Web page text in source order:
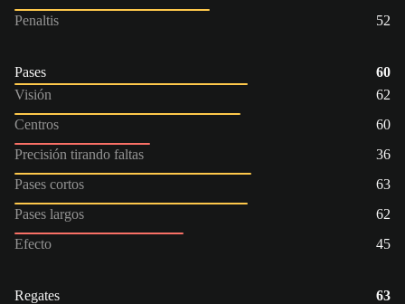
Penaltis
52
Pases
60
Visión
62
Centros
60
Precisión tirando faltas
36
Pases cortos
63
Pases largos
62
Efecto
45
Regates
63